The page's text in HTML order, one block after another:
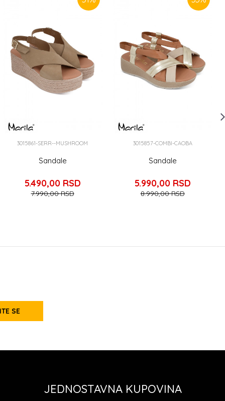
3015861-SERR--MUSHROOM
Sandale
5.490,00 RSD
7.990,00RSD
3015857-COMBI-CAOBA
Sandale
5.990,00 RSD
8.990,00RSD
SE
JEDNOSTAVNA KUPOVINA